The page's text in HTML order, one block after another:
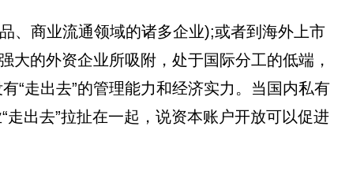
、商业流通领域的诸多企业);或者到海外上市
的外资企业所吸附，处于国际分工的低端，
“走出去”的管理能力和经济实力。当国内私有
出去”拉扯在一起，说资本账户开放可以促进